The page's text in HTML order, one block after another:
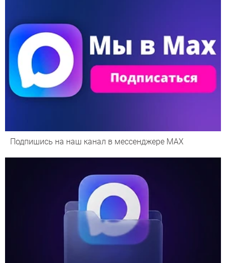
Подпишись на наш канал в мессенджере МАХ